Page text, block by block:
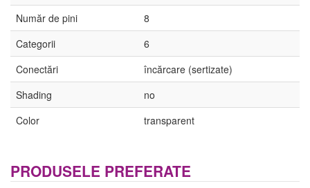
Număr de pini
8
Categorii
6
Conectări
încărcare (sertizate)
Shading
no
Color
transparent
PRODUSELE PREFERATE